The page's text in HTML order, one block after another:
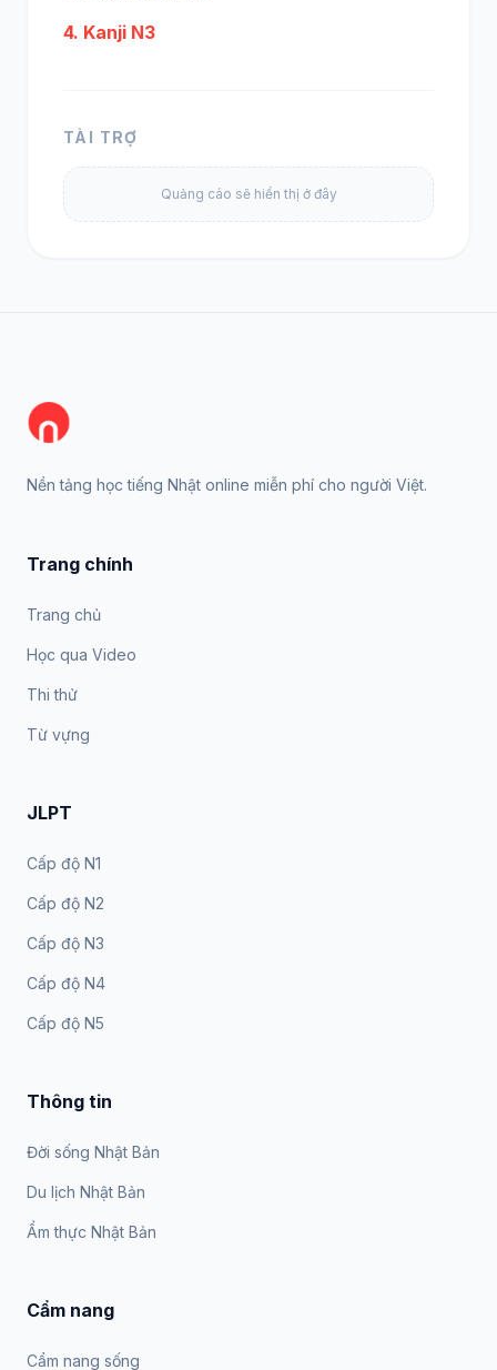
4. Kanji N3
TÀI TRỢ
Quảng cáo sẽ hiển thị ở đây
Nền tảng học tiếng Nhật online miễn phí cho người Việt.
Trang chính
Trang chủ
Học qua Video
Thi thử
Từ vựng
JLPT
Cấp độ N1
Cấp độ N2
Cấp độ N3
Cấp độ N4
Cấp độ N5
Thông tin
Đời sống Nhật Bản
Du lịch Nhật Bản
Ẩm thực Nhật Bản
Cẩm nang
Cẩm nang sống